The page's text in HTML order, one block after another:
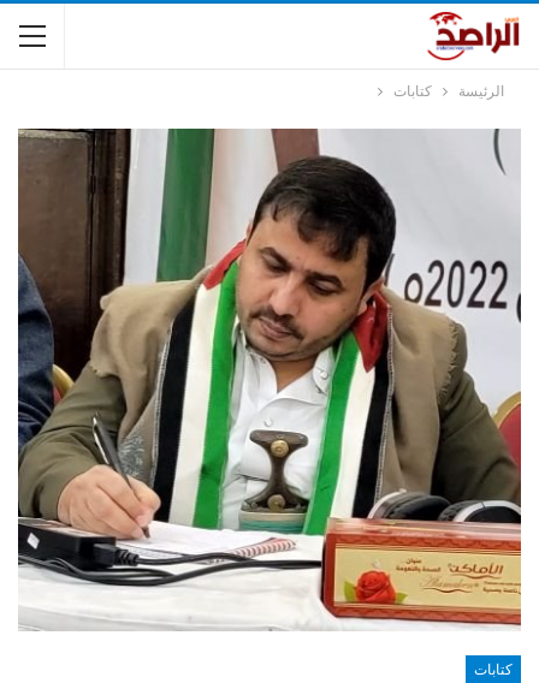
الرئيسة كتابات
كتابات